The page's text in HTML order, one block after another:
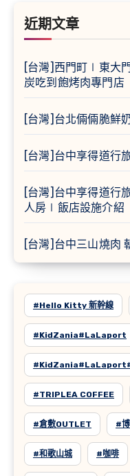
字:
近期文章
[台灣]西門町∣東大
炭吃到飽烤肉專門店
[台灣]台北倆倆脆鮮
[台灣]台中享得道
[台灣]台中享得道
人房∣飯店設施介紹
[台灣]台中三山燒肉
#Hello Kitty 新幹線
#KidZania#LaLaport
#KidZania#LaLaport#
#TRIPLEA COFFEE
#倉敷OUTLET #
#和歌山城 #咖啡